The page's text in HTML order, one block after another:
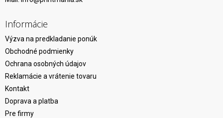
Informácie
Výzva na predkladanie ponúk
Obchodné podmienky
Ochrana osobných údajov
Reklamácie a vrátenie tovaru
Kontakt
Doprava a platba
Pre firmy